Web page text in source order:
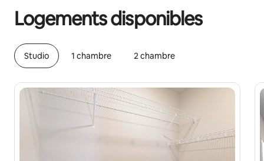
Logements disponibles
Studio 1 chambre 2 chambre